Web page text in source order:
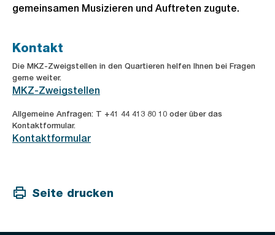
gemeinsamen Musizieren und Auftreten zugute.
Kontakt
Die MKZ-Zweigstellen in den Quartieren helfen Ihnen bei Fragen
gerne weiter.
MKZ-Zweigstellen
Allgemeine Anfragen: T +41 44 413 80 10 oder über das
Kontaktformular.
Kontaktformular
Seite drucken